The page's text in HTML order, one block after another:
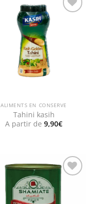
ALIMENTS EN CONSERVE
Tahini kasih
A partir de 9,90€
wishlist